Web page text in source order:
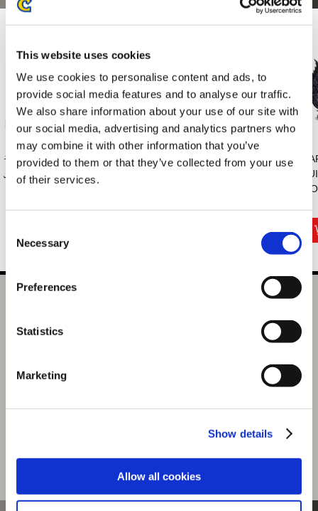
This website uses cookies
We use cookies to personalise content and ads, to
provide social media features and to analyse our traffic.
We also share information about your use of our site with
our social media, advertising and analytics partners who
may combine it with other information that you’ve
provided to them or that they’ve collected from your use
of their services.
Selection
Necessary
Preferences
Statistics
Marketing
Show details
Allow all cookies
モンスターハンター
ふわたまぬいぐる...
カプコンフィギュア
カプコンフィギュア
モンスターハンター デフォルメぬいぐるみ ゴア・マガラ
192ポイント付与